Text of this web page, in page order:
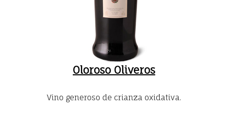
Oloroso Oliveros
Vino generoso de crianza oxidativa.